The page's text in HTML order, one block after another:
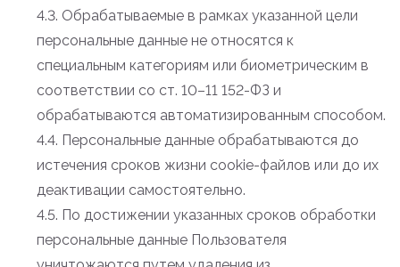
4.3. Обрабатываемые в рамках указанной цели
персональные данные не относятся к
специальным категориям или биометрическим в
соответствии со ст. 10–11 152-ФЗ и
обрабатываются автоматизированным способом.
4.4. Персональные данные обрабатываются до
истечения сроков жизни cookie-файлов или до их
деактивации самостоятельно.
4.5. По достижении указанных сроков обработки
персональные данные Пользователя